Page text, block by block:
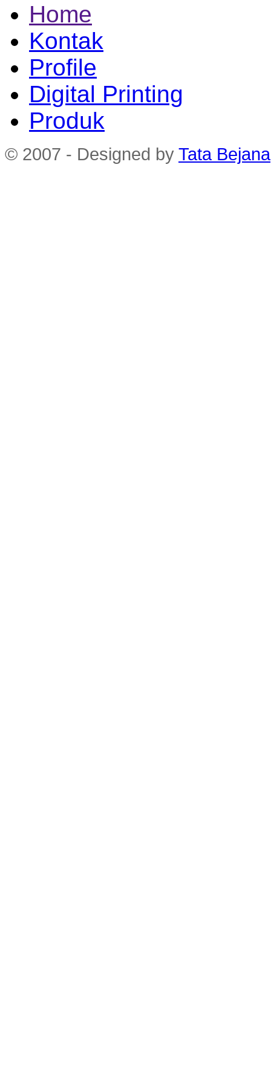
Home
Kontak
Profile
Digital Printing
Produk
© 2007 - Designed by Tata Bejana